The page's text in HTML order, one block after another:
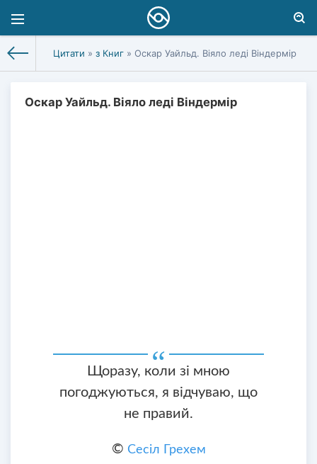
Цитати » з Книг » Оскар Уайльд. Віяло леді Віндермір
Оскар Уайльд. Віяло леді Віндермір
Щоразу, коли зі мною
погоджуються, я відчуваю, що
не правий.
© Сесіл Грехем